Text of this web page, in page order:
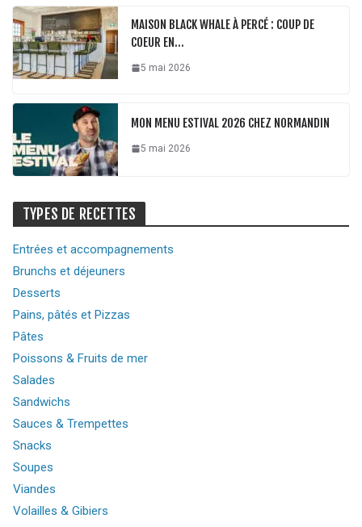
MAISON BLACK WHALE À PERCÉ : COUP DE
COEUR EN…
5 mai 2026
MON MENU ESTIVAL 2026 CHEZ NORMANDIN
5 mai 2026
TYPES DE RECETTES
Entrées et accompagnements
Brunchs et déjeuners
Desserts
Pains, pâtés et Pizzas
Pâtes
Poissons & Fruits de mer
Salades
Sandwichs
Sauces & Trempettes
Snacks
Soupes
Viandes
Volailles & Gibiers